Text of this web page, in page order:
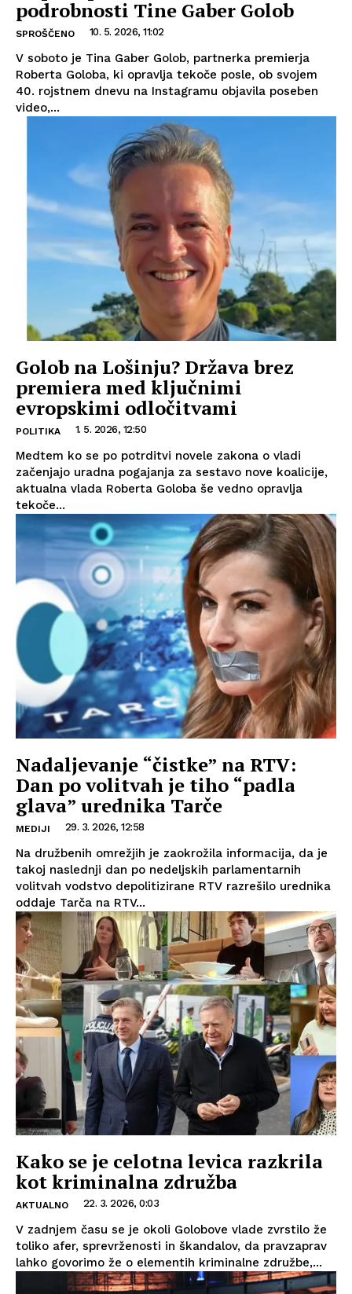
podrobnosti Tine Gaber Golob
SPROŠČENO 10. 5. 2026, 11:02
V soboto je Tina Gaber Golob, partnerka premierja
Roberta Goloba, ki opravlja tekoče posle, ob svojem
40. rojstnem dnevu na Instagramu objavila poseben
video,...
Golob na Lošinju? Država brez
premiera med ključnimi
evropskimi odločitvami
POLITIKA 1. 5. 2026, 12:50
Medtem ko se po potrditvi novele zakona o vladi
začenjajo uradna pogajanja za sestavo nove koalicije,
aktualna vlada Roberta Goloba še vedno opravlja
tekoče...
Nadaljevanje “čistke” na RTV:
Dan po volitvah je tiho “padla
glava” urednika Tarče
MEDIJI 29. 3. 2026, 12:58
Na družbenih omrežjih je zaokrožila informacija, da je
takoj naslednji dan po nedeljskih parlamentarnih
volitvah vodstvo depolitizirane RTV razrešilo urednika
oddaje Tarča na RTV...
Kako se je celotna levica razkrila
kot kriminalna združba
AKTUALNO 22. 3. 2026, 0:03
V zadnjem času se je okoli Golobove vlade zvrstilo že
toliko afer, sprevrženosti in škandalov, da pravzaprav
lahko govorimo že o elementih kriminalne združbe,...